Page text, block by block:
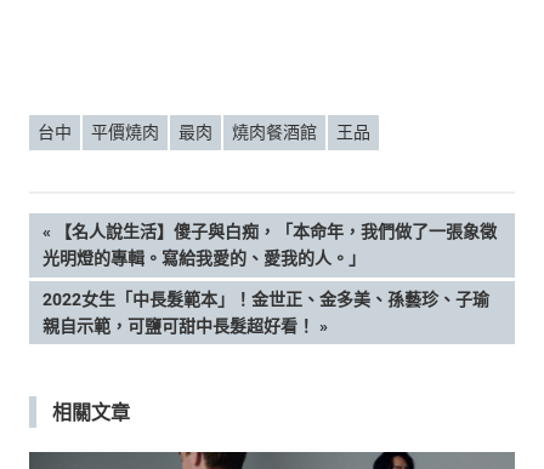
台中 平價燒肉 最肉 燒肉餐酒館 王品
文
章
導
覽
PREVIOUS
POST:
【名人說生活】傻子與白痴，「本命年，我們做了一張象徵
光明燈的專輯。寫給我愛的、愛我的人。」
NEXT
POST:
2022女生「中長髮範本」！金世正、金多美、孫藝珍、子瑜
親自示範，可鹽可甜中長髮超好看！
相關文章